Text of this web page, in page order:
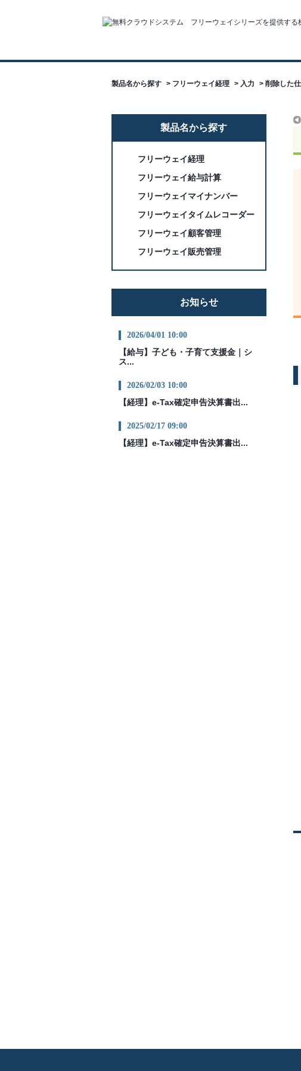
製品名から探す > フリーウェイ経理 > 入力 > 削除した
製品名から探す
フリーウェイ経理
フリーウェイ給与計算
フリーウェイマイナンバー
フリーウェイタイムレコーダー
フリーウェイ顧客管理
フリーウェイ販売管理
お知らせ
2026/04/01 10:00
【給与】子ども・子育て支援金｜シ
ス...
2026/02/03 10:00
【経理】e-Tax確定申告決算書出...
2025/02/17 09:00
【経理】e-Tax確定申告決算書出...